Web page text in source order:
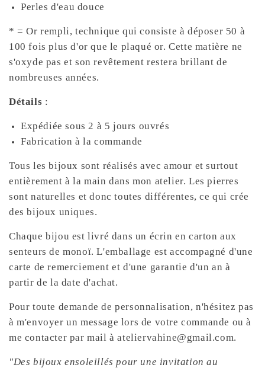
Perles d'eau douce
* = Or rempli, technique qui consiste à déposer 50 à
100 fois plus d'or que le plaqué or. Cette matière ne
s'oxyde pas et son revêtement restera brillant de
nombreuses années.
Détails :
Expédiée sous 2 à 5 jours ouvrés
Fabrication à la commande
Tous les bijoux sont réalisés avec amour et surtout
entièrement à la main dans mon atelier. Les pierres
sont naturelles et donc toutes différentes, ce qui crée
des bijoux uniques.
Chaque bijou est livré dans un écrin en carton aux
senteurs de monoï. L'emballage est accompagné d'une
carte de remerciement et d'une garantie d'un an à
partir de la date d'achat.
Pour toute demande de personnalisation, n'hésitez pas
à m'envoyer un message lors de votre commande ou à
me contacter par mail à ateliervahine@gmail.com.
"Des bijoux ensoleillés pour une invitation au